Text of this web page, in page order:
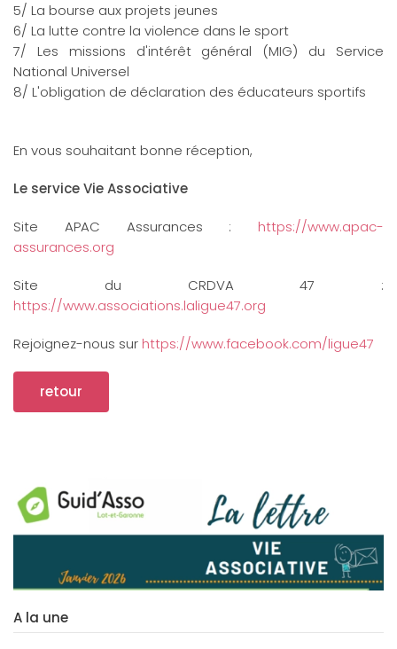
5/ La bourse aux projets jeunes
6/ La lutte contre la violence dans le sport
7/ Les missions d'intérêt général (MIG) du Service
National Universel
8/ L'obligation de déclaration des éducateurs sportifs
En vous souhaitant bonne réception,
Le service Vie Associative
Site APAC Assurances : https://www.apac-
assurances.org
Site du CRDVA 47 :
https://www.associations.laligue47.org
Rejoignez-nous sur https://www.facebook.com/ligue47
retour
A la une